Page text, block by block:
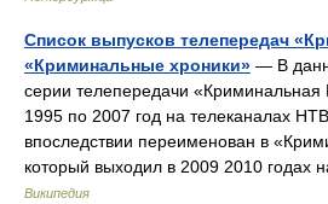
Список выпусков телепередач
«Криминальные хроники» — В
серии телепередачи «Криминальная
1995 по 2007 год на телеканалах
впоследствии переименован в
который выходил в 2009 2010
Википедия